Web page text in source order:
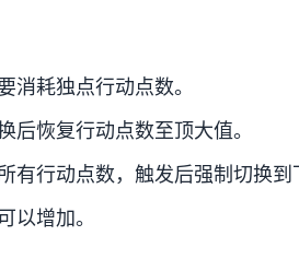
消耗独点行动点数。
恢复行动点数至顶大值。
有行动点数，触发后强制切换到
以增加。